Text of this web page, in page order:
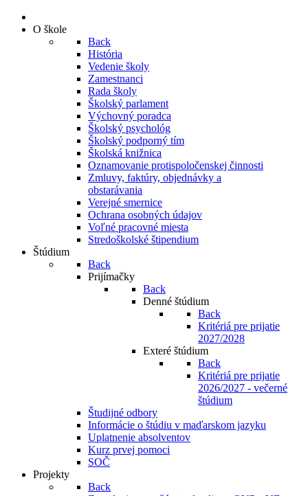
O škole
Back
História
Vedenie školy
Zamestnanci
Rada školy
Školský parlament
Výchovný poradca
Školský psychológ
Školský podporný tím
Školská knižnica
Oznamovanie protispoločenskej činnosti
Zmluvy, faktúry, objednávky a
obstarávania
Verejné smernice
Ochrana osobných údajov
Voľné pracovné miesta
Stredoškolské štipendium
Štúdium
Back
Prijímačky
Back
Denné štúdium
Back
Kritériá pre prijatie
2027/2028
Exteré štúdium
Back
Kritériá pre prijatie
2026/2027 - večerné
štúdium
Študijné odbory
Informácie o štúdiu v maďarskom jazyku
Uplatnenie absolventov
Kurz prvej pomoci
SOČ
Projekty
Back